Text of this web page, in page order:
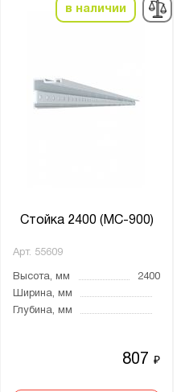
в наличии
Стойка 2400 (МС-900)
Арт. 55609
Высота, мм
2400
Ширина, мм
Глубина, мм
807₽